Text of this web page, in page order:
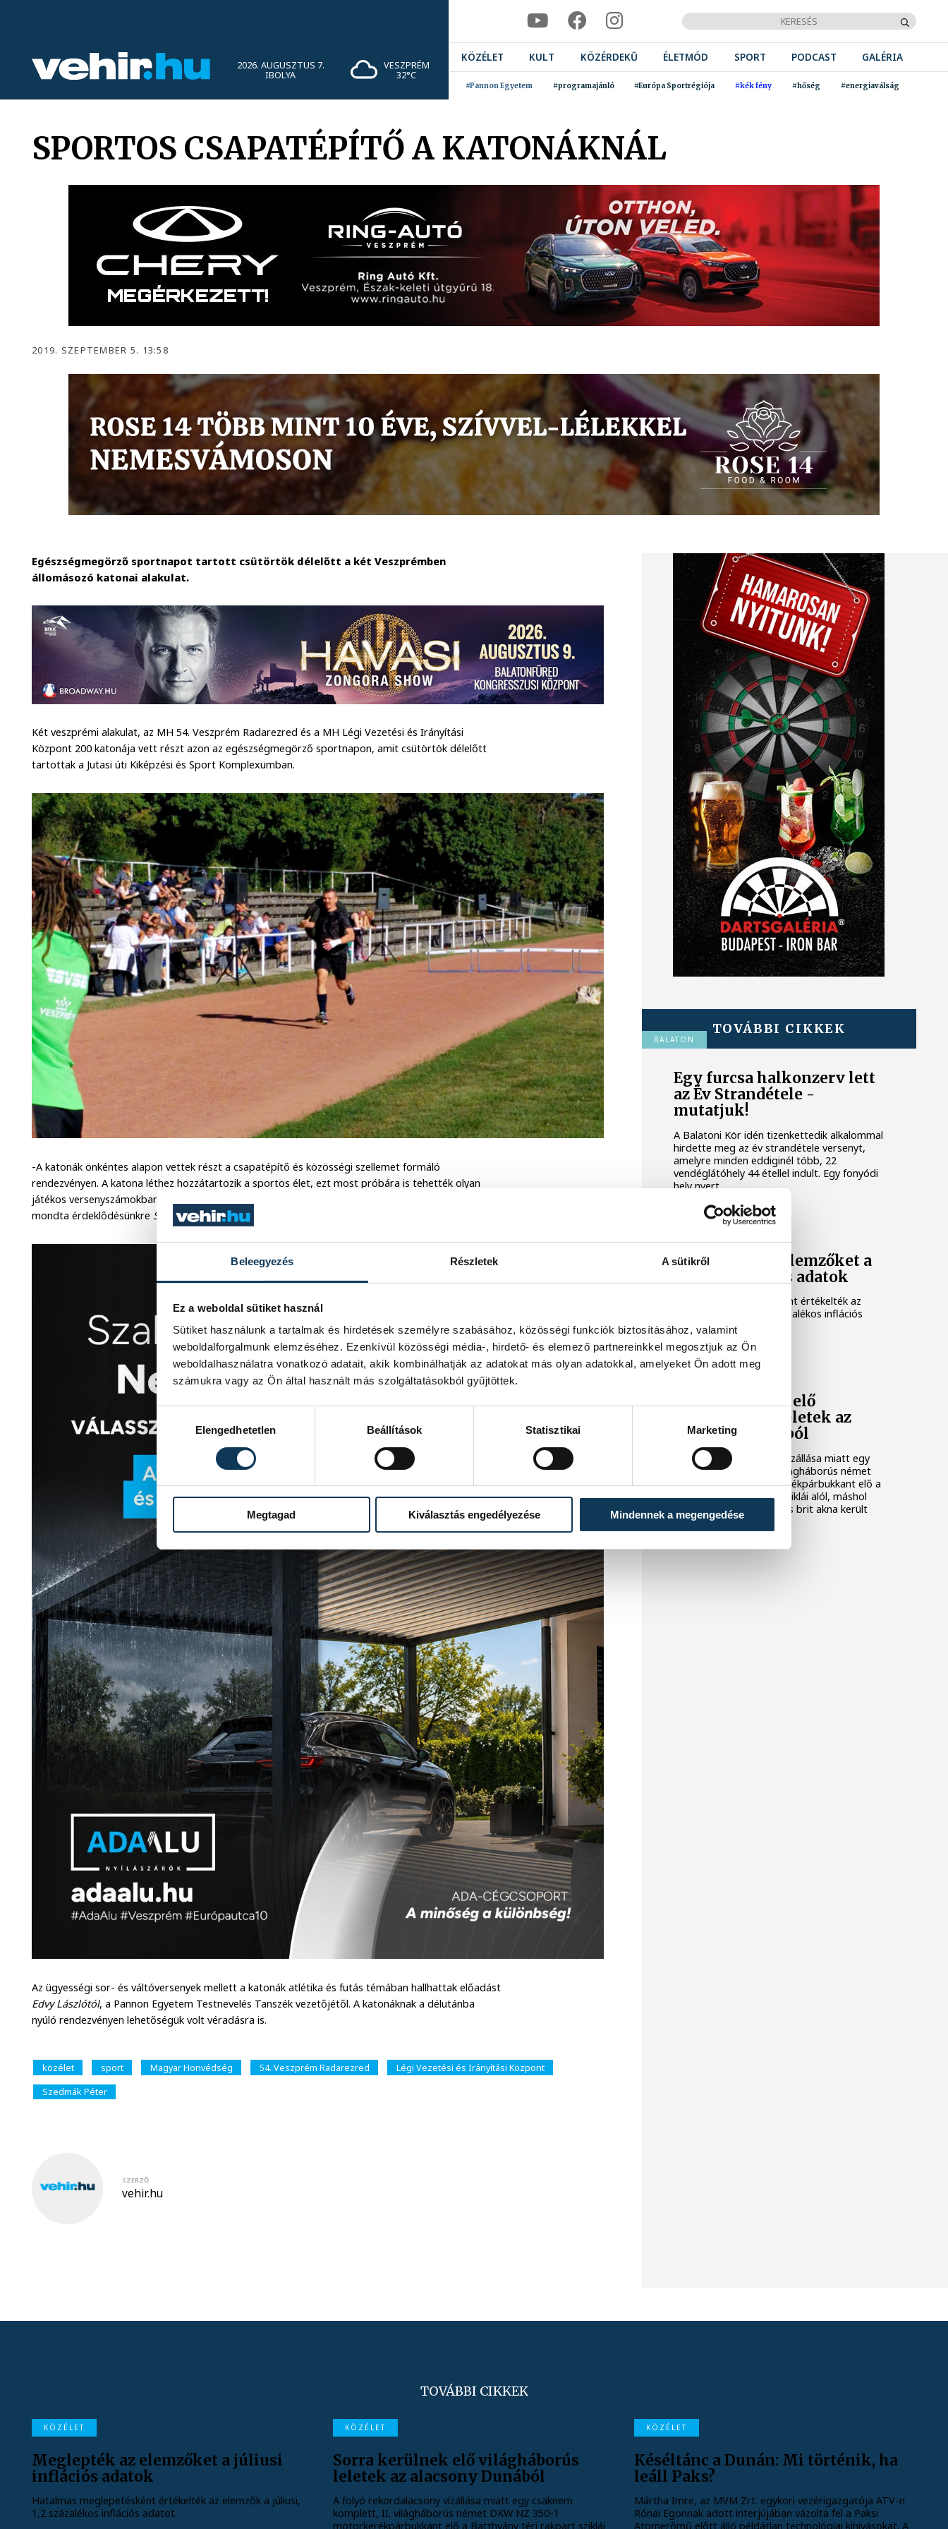
Beleegyezés Részletek A sütikről
Ez a weboldal sütiket használ
Sütiket használunk a tartalmak és hirdetések személyre szabásához, közösségi funkciók biztosításához, valamint
weboldalforgalmunk elemzéséhez. Ezenkívül közösségi média-, hirdető- és elemező partnereinkkel megosztjuk az Ön
weboldalhasználatra vonatkozó adatait, akik kombinálhatják az adatokat más olyan adatokkal, amelyeket Ön adott meg
számukra vagy az Ön által használt más szolgáltatásokból gyűjtöttek.
Elengedhetetlen
Beállítások Statisztikai Marketing
Megtagad Kiválasztás engedélyezése Mindennek a megengedése
2026. AUGUSZTUS 7.
IBOLYA
VESZPRÉM
32°C
KÖZÉLET KULT KÖZÉRDEKŰ ÉLETMÓD SPORT PODCAST GALÉRIA
#Pannon Egyetem #programajánló #Európa Sportrégiója #kék fény #hőség #energiaválság
SPORTOS CSAPATÉPÍTŐ A KATONÁKNÁL
2019. SZEPTEMBER 5. 13:58
Egészségmegörző sportnapot tartott csütörtök délelőtt a két Veszprémben
állomásozó katonai alakulat.
Két veszprémi alakulat, az MH 54. Veszprém Radarezred és a MH Légi Vezetési és Irányítási
Központ 200 katonája vett részt azon az egészségmegörző sportnapon, amit csütörtök délelőtt
tartottak a Jutasi úti Kiképzési és Sport Komplexumban.
-A katonák önkéntes alapon vettek részt a csapatépítő és közösségi szellemet formáló
rendezvényen. A katona léthez hozzátartozik a sportos élet, ezt most próbára is tehették olyan
játékos versenyszámokban, mint kötélhúzás, futás, akadályfutás vagy gumiabroncs hordás -
mondta érdeklődésünkre Szedmák Péterhadnagy.
Az ügyességi sor- és váltóversenyek mellett a katonák atlétika és futás témában hallhattak előadást
Edvy Lászlótól, a Pannon Egyetem Testnevelés Tanszék vezetőjétől. A katonáknak a délutánba
nyúló rendezvényen lehetőségük volt véradásra is.
közélet sport Magyar Honvédség 54. Veszprém Radarezred
Légi Vezetési és Irányítási Központ
Szedmák Péter
SZERZŐ
vehir.hu
TOVÁBBI CIKKEK
BALATON
Egy furcsa halkonzerv lett
az Év Strandétele -
mutatjuk!
A Balatoni Kör idén tizenkettedik alkalommal
hirdette meg az év strandétele versenyt,
amelyre minden eddiginél több, 22
vendéglátóhely 44 étellel indult. Egy fonyódi
hely nyert...
Meglepték az elemzőket a
júliusi inflációs adatok
Hatalmas meglepetésként értékelték az
elemzők a júliusi, 1,2 százalékos inflációs
adatot.
KÖZÉLET
Sorra kerülnek elő
világháborús leletek az
alacsony Dunából
A folyó rekordalacsony vízállása miatt egy
csaknem komplett, II. világháborús német
DKW NZ 350-1 motorkerékpárbukkant elő a
Batthyány téri rakpart sziklái alól, máshol
pedig egy közel féltonnás brit akna került
elő.
TOVÁBBI CIKKEK
KÖZÉLET
Meglepték az elemzőket a júliusi
inflációs adatok
Hatalmas meglepetésként értékelték az elemzők a júliusi,
1,2 százalékos inflációs adatot.
KÖZÉLET
Sorra kerülnek elő világháborús
leletek az alacsony Dunából
A folyó rekordalacsony vízállása miatt egy csaknem
komplett, II. világháborús német DKW NZ 350-1
motorkerékpárbukkant elő a Batthyány téri rakpart sziklái
KÖZÉLET
Késéltánc a Dunán: Mi történik, ha
leáll Paks?
Mártha Imre, az MVM Zrt. egykori vezérigazgatója ATV-n
Rónai Egonnak adott interjújában vázolta fel a Paksi
Atomerőmű előtt álló példátlan technológiai kihívásokat. A